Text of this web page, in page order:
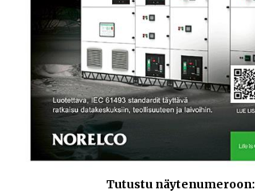
Tutustu näytenumeroon: